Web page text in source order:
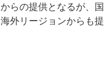
らの提供となるが、国
外リージョンからも提